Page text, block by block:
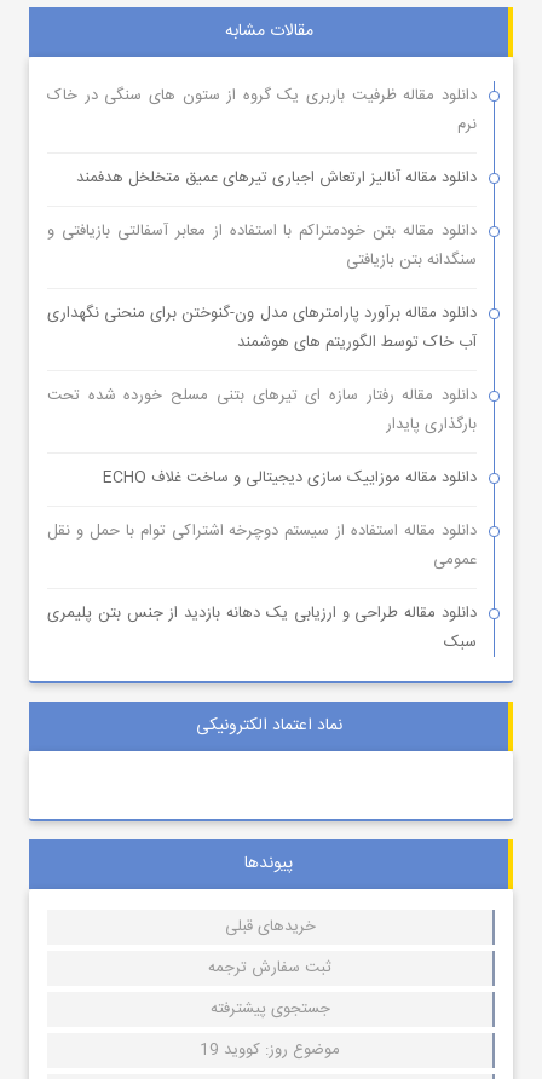
مقالات مشابه
دانلود مقاله ظرفیت باربری یک گروه از ستون های سنگی در خاک
نرم
دانلود مقاله آنالیز ارتعاش اجباری تیرهای عمیق متخلخل هدفمند
دانلود مقاله بتن خودمتراکم با استفاده از معابر آسفالتی بازیافتی و
سنگدانه بتن بازیافتی
دانلود مقاله برآورد پارامترهای مدل ون-گنوختن برای منحنی نگهداری
آب خاک توسط الگوریتم های هوشمند
دانلود مقاله رفتار سازه ای تیرهای بتنی مسلح خورده شده تحت
بارگذاری پایدار
دانلود مقاله موزاییک سازی دیجیتالی و ساخت غلاف ECHO
دانلود مقاله استفاده از سیستم دوچرخه اشتراکی توام با حمل و نقل
عمومی
دانلود مقاله طراحی و ارزیابی یک دهانه بازدید از جنس بتن پلیمری
سبک
نماد اعتماد الکترونیکی
پیوندها
خریدهای قبلی
ثبت سفارش ترجمه
جستجوی پیشترفته
موضوع روز: کووید 19